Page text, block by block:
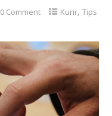
0 Comment Kurir, Tips